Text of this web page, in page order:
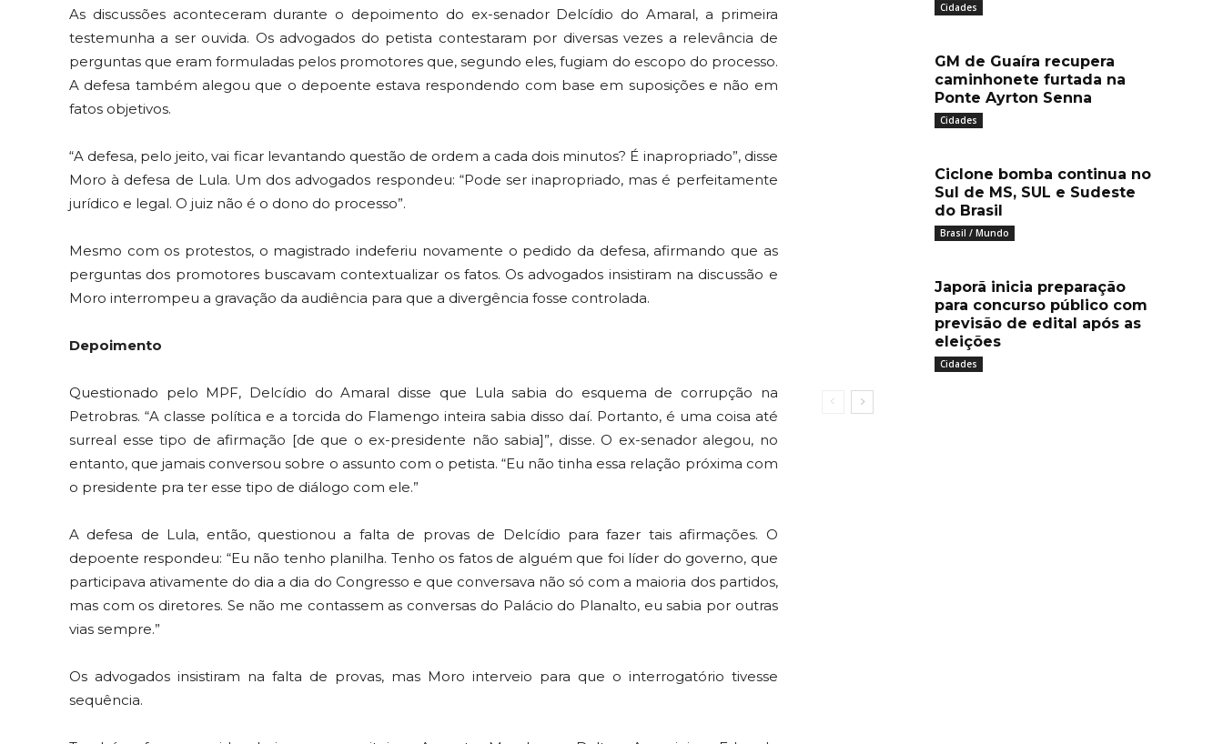
As discussões aconteceram durante o depoimento do ex-senador Delcídio do Amaral, a primeira
testemunha a ser ouvida. Os advogados do petista contestaram por diversas vezes a relevância de
perguntas que eram formuladas pelos promotores que, segundo eles, fugiam do escopo do processo.
A defesa também alegou que o depoente estava respondendo com base em suposições e não em
fatos objetivos.
“A defesa, pelo jeito, vai ficar levantando questão de ordem a cada dois minutos? É inapropriado”, disse
Moro à defesa de Lula. Um dos advogados respondeu: “Pode ser inapropriado, mas é perfeitamente
jurídico e legal. O juiz não é o dono do processo”.
Mesmo com os protestos, o magistrado indeferiu novamente o pedido da defesa, afirmando que as
perguntas dos promotores buscavam contextualizar os fatos. Os advogados insistiram na discussão e
Moro interrompeu a gravação da audiência para que a divergência fosse controlada.
Depoimento
Questionado pelo MPF, Delcídio do Amaral disse que Lula sabia do esquema de corrupção na
Petrobras. “A classe política e a torcida do Flamengo inteira sabia disso daí. Portanto, é uma coisa até
surreal esse tipo de afirmação [de que o ex-presidente não sabia]”, disse. O ex-senador alegou, no
entanto, que jamais conversou sobre o assunto com o petista. “Eu não tinha essa relação próxima com
o presidente pra ter esse tipo de diálogo com ele.”
A defesa de Lula, então, questionou a falta de provas de Delcídio para fazer tais afirmações. O
depoente respondeu: “Eu não tenho planilha. Tenho os fatos de alguém que foi líder do governo, que
participava ativamente do dia a dia do Congresso e que conversava não só com a maioria dos partidos,
mas com os diretores. Se não me contassem as conversas do Palácio do Planalto, eu sabia por outras
vias sempre.”
Os advogados insistiram na falta de provas, mas Moro interveio para que o interrogatório tivesse
sequência.
Cidades
GM de Guaíra recupera
caminhonete furtada na
Ponte Ayrton Senna
Cidades
Ciclone bomba continua no
Sul de MS, SUL e Sudeste
do Brasil
Brasil / Mundo
Japorã inicia preparação
para concurso público com
previsão de edital após as
eleições
Cidades